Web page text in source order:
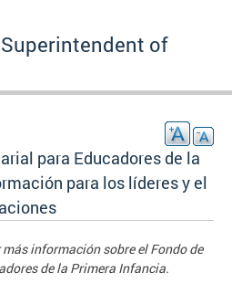
of
para Educadores de la
para los líderes y el
información sobre el Fondo de
de la Primera Infancia.